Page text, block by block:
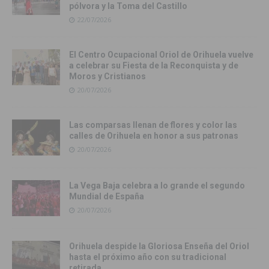
pólvora y la Toma del Castillo
22/07/2026
El Centro Ocupacional Oriol de Orihuela vuelve
a celebrar su Fiesta de la Reconquista y de
Moros y Cristianos
20/07/2026
Las comparsas llenan de flores y color las
calles de Orihuela en honor a sus patronas
20/07/2026
La Vega Baja celebra a lo grande el segundo
Mundial de España
20/07/2026
Orihuela despide la Gloriosa Enseña del Oriol
hasta el próximo año con su tradicional